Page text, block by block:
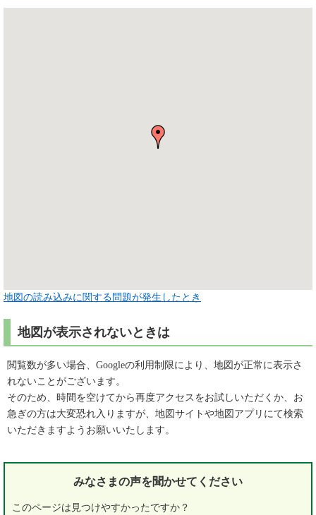
地図の読み込みに関する問題が発生したとき
地図が表示されないときは
閲覧数が多い場合、Googleの利用制限により、地図が正常に表示さ
れないことがございます。
そのため、時間を空けてから再度アクセスをお試しいただくか、お
急ぎの方は大変恐れ入りますが、地図サイトや地図アプリにて検索
いただきますようお願いいたします。
みなさまの声を聞かせてください
このページは見つけやすかったですか？